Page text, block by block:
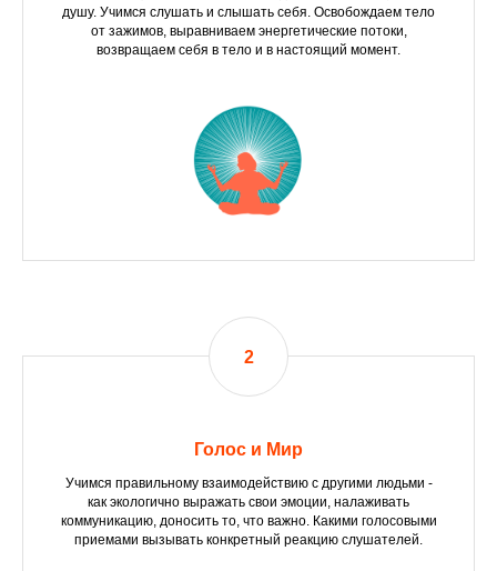
душу. Учимся слушать и слышать себя. Освобождаем тело
от зажимов, выравниваем энергетические потоки,
возвращаем себя в тело и в настоящий момент.
2
Голос и Мир
Учимся правильному взаимодействию с другими людьми -
как экологично выражать свои эмоции, налаживать
коммуникацию, доносить то, что важно. Какими голосовыми
приемами вызывать конкретный реакцию слушателей.